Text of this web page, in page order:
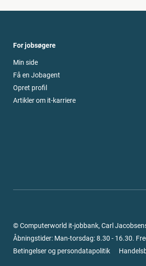
For jobsøgere
Min side
Få en Jobagent
Opret profil
Artikler om it-karriere
© Computerworld it-jobbank, Carl
Åbningstider: Man-torsdag: 8.30 - 16.30.
Betingelser og persondatapolitik